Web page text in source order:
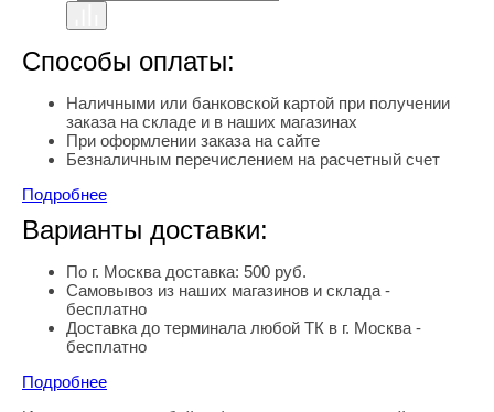
Способы оплаты:
Наличными или банковской картой при получении
заказа на складе и в наших магазинах
При оформлении заказа на сайте
Безналичным перечислением на расчетный счет
Подробнее
Варианты доставки:
По г. Москва доставка: 500 руб.
Самовывоз из наших магазинов и склада -
бесплатно
Доставка до терминала любой ТК в г. Москва -
бесплатно
Подробнее